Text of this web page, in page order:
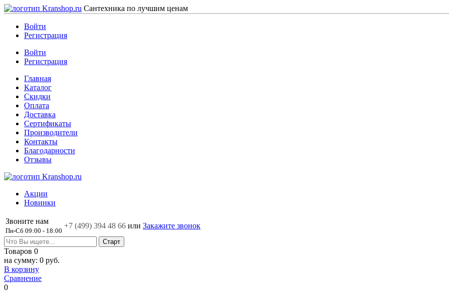
Сантехника по лучшим ценам
Войти
Регистрация
Войти
Регистрация
Главная
Каталог
Скидки
Оплата
Доставка
Сертификаты
Производители
Контакты
Благодарности
Отзывы
Акции
Новинки
Звоните нам
Пн-Сб 09:00 - 18:00
+7 (499) 394 48 66 или Закажите звонок
Товаров 0
на сумму: 0 руб.
В корзину
Сравнение
0